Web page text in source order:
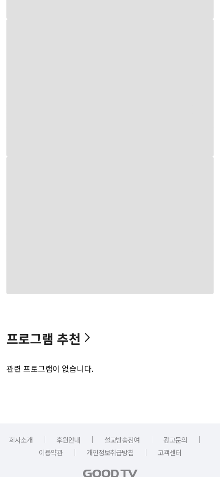
프로그램 추천
관련 프로그램이 없습니다.
회사소개 ｜ 후원안내 ｜ 설교방송참여 ｜ 광고문의
｜
이용약관
｜ 개인정보취급방침 ｜ 고객센터